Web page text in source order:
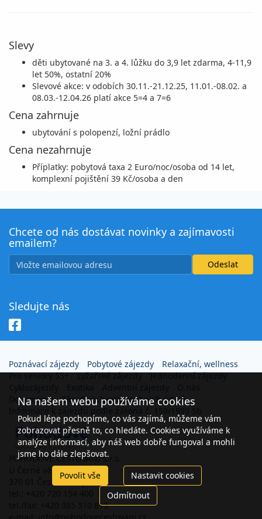
Slevy
děti ubytované na 3. a 4. lůžku do 3,9 let zdarma, 4-11,9
let 50%, ostatní 20%
Slevové akce: v odobích 30.11.-21.12.25, 11.01.-08.02. a
08.03.-12.04.26 platí akce 5=4 a 7=6
Cena zahrnuje
ubytování s polopenzí, ložní prádlo
Cena nezahrnuje
Příplatky: pobytová taxa 2 Euro/noc/osoba od 14 let,
komplexní pojištění 39 Kč/osoba a den
Chcete od nás dostávat novinky a zajímavosti
emailem?
Sledujte nás
Poznávací zájezdy Pobytové zájezdy
Relaxační, wellness
Pro seniory 55+
Lyžařské zájezdy
Jednodenní zájezdy
Dokumenty
Zásady ochrany osobních údajů
Informace k zájezdu podle zákona č. 159/1999 Sb.
POHODOVÉ CESTOVÁNÍ s.r.o.
U Černé věže 26
370 01 České Budějovice
tel./fax: +420 385 310 813
Na našem webu používáme cookies
Pokud lépe pochopíme, co vás zajímá, můžeme vám
zobrazovat přesně to, co hledáte. Cookies využíváme k
analýze informací, aby náš web dobře fungoval a mohli
jsme ho dále zlepšovat.
Povolit vše
Nastavit cookies
Odmítnout